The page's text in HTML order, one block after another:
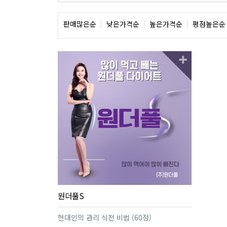
판매많은순 낮은가격순 높은가격순 평점높은순
원더풀S
현대인의 관리 식전 비법 (60정)